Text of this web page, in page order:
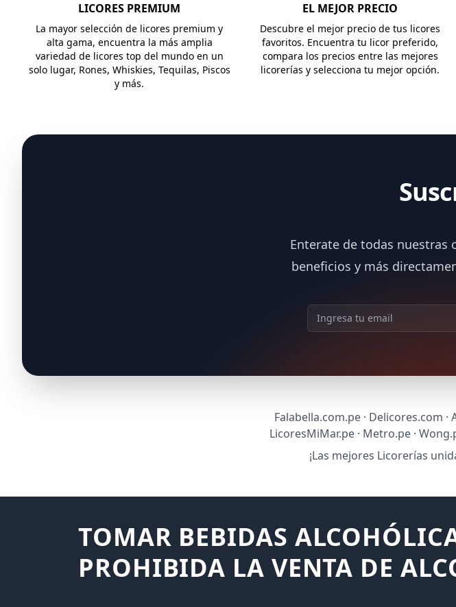
LICORES PREMIUM
La mayor selección de licores premium y
alta gama, encuentra la más amplia
variedad de licores top del mundo en un
solo lugar, Rones, Whiskies, Tequilas, Piscos
y más.
EL MEJOR PRECIO
Descubre el mejor precio de tus licores
favoritos. Encuentra tu licor preferido,
compara los precios entre las mejores
licorerías y selecciona tu mejor opción.
Enterate de todas nuestras
beneficios y más
Dirección de correo
Falabella.com.pe · Delicores.com
LicoresMiMar.pe · Metro.pe ·
¡Las mejores Licorerías
TOMAR BEBIDAS
PROHIBIDA LA VENTA DE